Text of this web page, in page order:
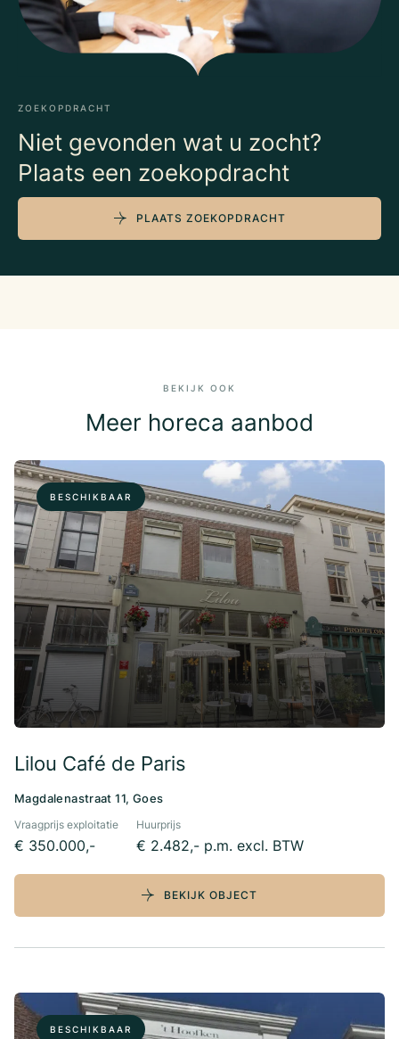
ZOEKOPDRACHT
Niet gevonden wat u zocht?
Plaats een zoekopdracht
PLAATS ZOEKOPDRACHT
BEKIJK OOK
Meer horeca aanbod
BESCHIKBAAR
Lilou Café de Paris
Magdalenastraat 11, Goes
Vraagprijs exploitatie
€ 350.000,-
Huurprijs
€ 2.482,- p.m. excl. BTW
BEKIJK OBJECT
BESCHIKBAAR